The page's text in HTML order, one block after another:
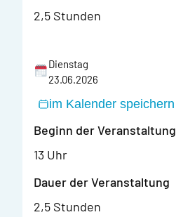
2,5 Stunden
Dienstag
23.06.2026
im Kalender speichern
Beginn der Veranstaltung
13 Uhr
Dauer der Veranstaltung
2,5 Stunden